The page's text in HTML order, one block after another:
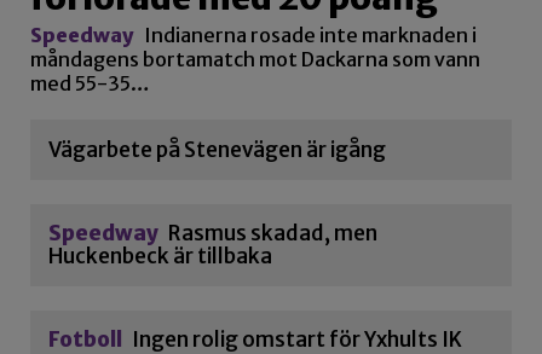
Speedway Indianerna rosade inte marknaden i
måndagens bortamatch mot Dackarna som vann
med 55-35…
Vägarbete på Stenevägen är igång
Speedway Rasmus skadad, men
Huckenbeck är tillbaka
Fotboll Ingen rolig omstart för Yxhults IK